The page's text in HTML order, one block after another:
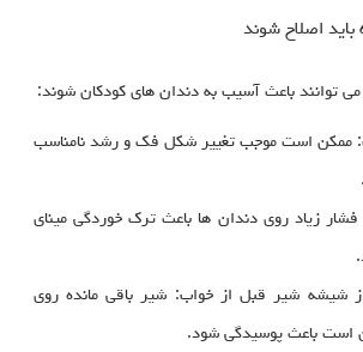
اصلاح شوند
می‌ توانند باعث آسیب به دندان‌ های کودکان شوند:
ممکن است موجب تغییر شکل فک و رشد نامناسب
زیاد روی دندان‌ ها باعث ترک خوردگی مینای
از شیشه شیر قبل از خواب: شیر باقی‌ مانده روی
است باعث پوسیدگی شود.